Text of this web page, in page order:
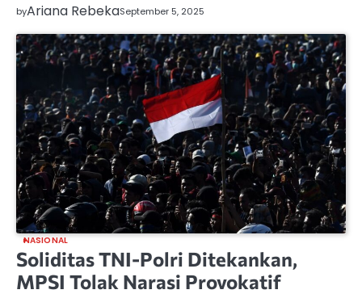
byAriana RebekaSeptember 5, 2025
NASIONAL
Soliditas TNI-Polri Ditekankan,
MPSI Tolak Narasi Provokatif